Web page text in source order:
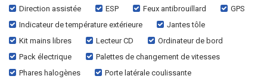
Direction assistée ESP Feux antibrouillard
GPS
Indicateur de température extérieure
Jantes tôle
Kit mains libres
Lecteur CD
Ordinateur de bord
Pack électrique
Palettes de changement de vitesses
Phares halogènes
Porte latérale coulissante